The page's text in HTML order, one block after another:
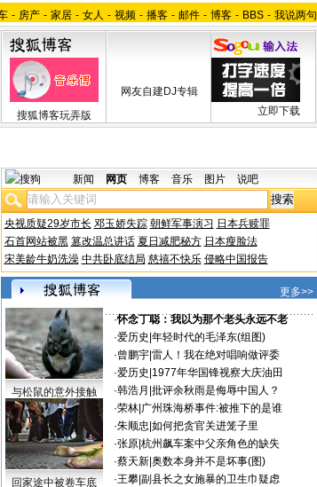
- 房产 - 家居 - 女人 - 视频 - 播客 - 邮件 - 博客 - BBS - 我说两句
搜狐博客玩弄版
网友自建DJ专辑
立即下载
新闻 网页 博客 音乐 图片 说吧
央视质疑29岁市长 邓玉娇失踪 朝鲜军事演习 日本兵赎罪
石首网站被黑 篡改温总讲话 夏日减肥秘方 日本瘦脸法
宋美龄牛奶洗澡 中共卧底结局 慈禧不快乐 侵略中国报告
更多>>
与松鼠的意外接触
回家途中被卷车底
·怀念丁聪：我以为那个老头永远不老
·爱历史 年轻时代的毛泽东(组图)
·曾鹏宇| 雷人！我在绝对唱响做评委
·爱历史 1977年华国锋视察大庆油田
·韩浩月 批评余秋雨是侮辱中国人？
·荣林| 广州珠海桥事件:被推下的是谁
·朱顺忠 如何把贪官关进笼子里
·张原| 杭州飙车案中父亲角色的缺失
·蔡天新| 奥数本身并不是坏事(图)
·王攀| 副县长之女施暴的卫生巾疑虑